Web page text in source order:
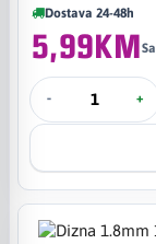
Dostava 24-48h
5,99KM
- +